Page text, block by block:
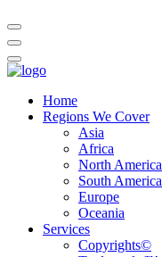
Home
Regions We Cover
Asia
Africa
North America
South America
Europe
Oceania
Services
Copyrights©